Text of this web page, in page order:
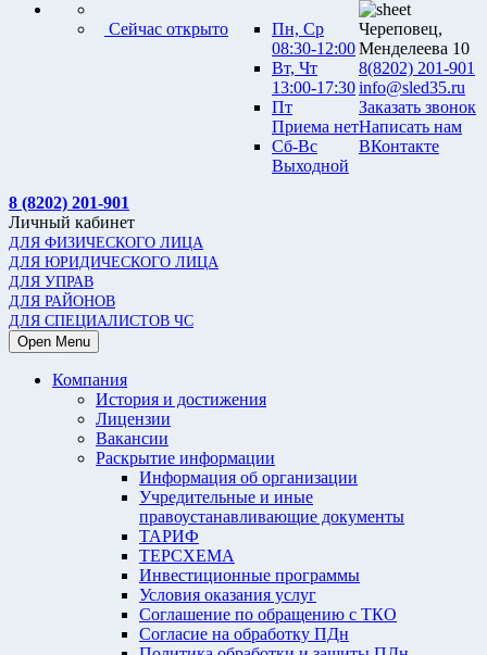
Сейчас открыто
Пн, Ср
08:30-12:00
Вт, Чт
13:00-17:30
Пт
Приема нет
Сб-Вс
Выходной
Череповец,
Менделеева 10
8(8202) 201-901
info@sled35.ru
Заказать звонок
Написать нам
ВКонтакте
8 (8202) 201-901
Личный кабинет
ДЛЯ ФИЗИЧЕСКОГО ЛИЦА
ДЛЯ ЮРИДИЧЕСКОГО ЛИЦА
ДЛЯ УПРАВ
ДЛЯ РАЙОНОВ
ДЛЯ СПЕЦИАЛИСТОВ ЧС
Open Menu
Компания
История и достижения
Лицензии
Вакансии
Раскрытие информации
Информация об организации
Учредительные и иные
правоустанавливающие документы
ТАРИФ
ТЕРСХЕМА
Инвестиционные программы
Условия оказания услуг
Соглашение по обращению с ТКО
Согласие на обработку ПДн